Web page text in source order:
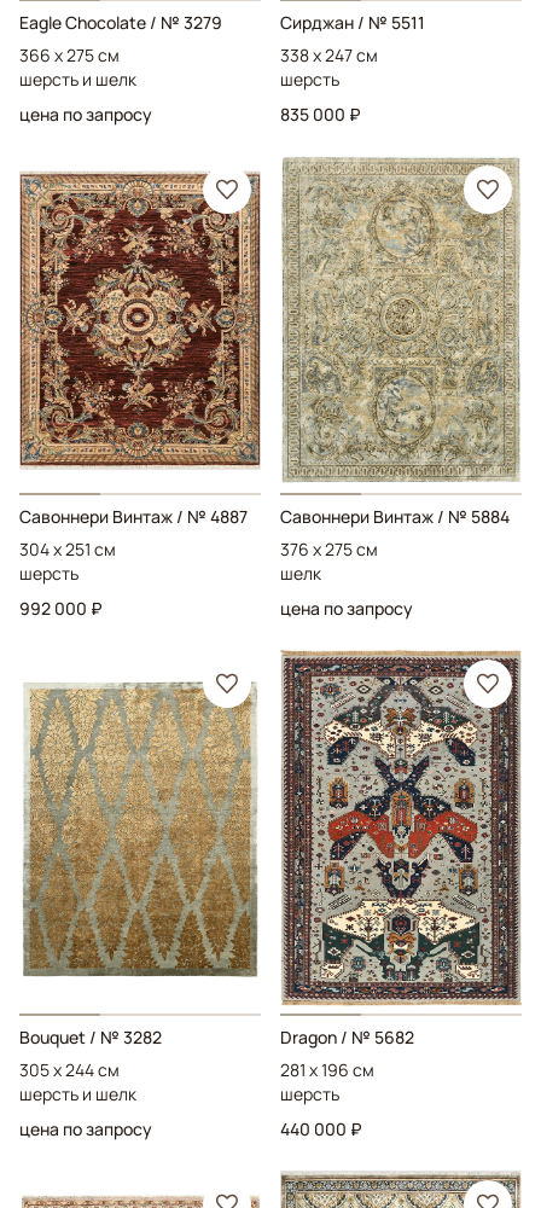
Eagle Chocolate / № 3279
366 x 275 см
шерсть и шелк
цена по запросу
Сирджан / № 5511
338 x 247 см
шерсть
835 000 ₽
Савоннери Винтаж / № 4887
304 x 251 см
шерсть
992 000 ₽
Савоннери Винтаж / № 5884
376 x 275 см
шелк
цена по запросу
Bouquet / № 3282
305 x 244 см
шерсть и шелк
цена по запросу
Dragon / № 5682
281 x 196 см
шерсть
440 000 ₽